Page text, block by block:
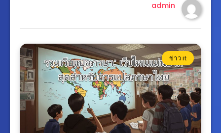
admin
ข่าว it